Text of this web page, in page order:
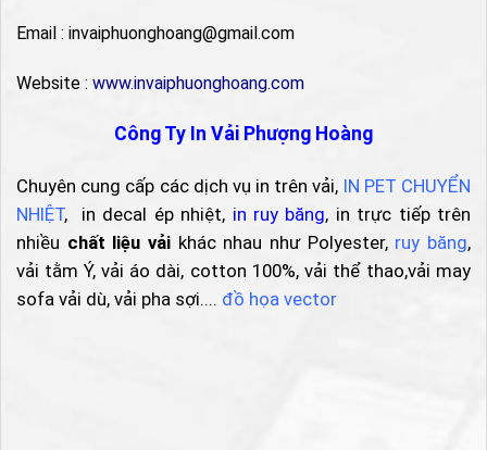
Email : invaiphuonghoang@gmail.com
Website : www.invaiphuonghoang.com
Công Ty In Vải Phượng Hoàng
Chuyên cung cấp các dịch vụ in trên vải, IN PET CHUYỂN
NHIỆT, in decal ép nhiệt, in ruy băng, in trực tiếp trên
nhiều chất liệu vải khác nhau như Polyester, ruy băng,
vải tằm Ý, vải áo dài, cotton 100%, vải thể thao,vải may
sofa vải dù, vải pha sợi.... đồ họa vector